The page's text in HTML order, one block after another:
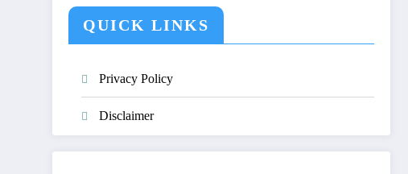
QUICK LINKS
Privacy Policy
Disclaimer